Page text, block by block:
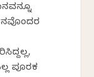
ಪೂರಕ